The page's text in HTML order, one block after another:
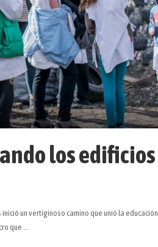
los
un vertiginoso camino que unió la
que